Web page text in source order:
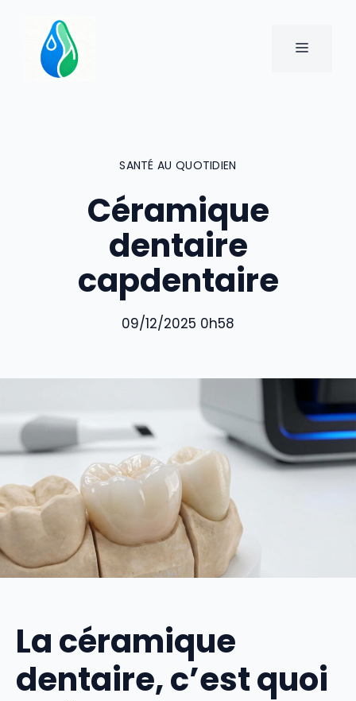
contenu
MENU
SANTÉ AU QUOTIDIEN
Céramique
dentaire
capdentaire
09/12/2025 0h58
La céramique
dentaire, c’est quoi